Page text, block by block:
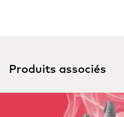
Produits associés